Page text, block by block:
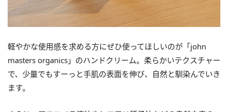
軽やかな使用感を求める方にぜひ使ってほしいのが「john
masters organics」のハンドクリーム。柔らかいテクスチャー
で、少量でもすーっと手肌の表面を伸び、自然と馴染んでいき
ます。